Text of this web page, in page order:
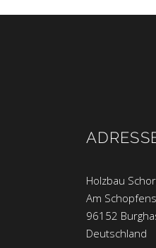
Holzbau
Am
96152
Deutschland